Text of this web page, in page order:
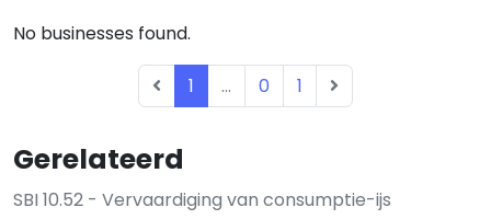
Gerelateerd
SBI 10.52 - Vervaardiging van consumptie-ijs
No businesses found.
1 ... 0 1